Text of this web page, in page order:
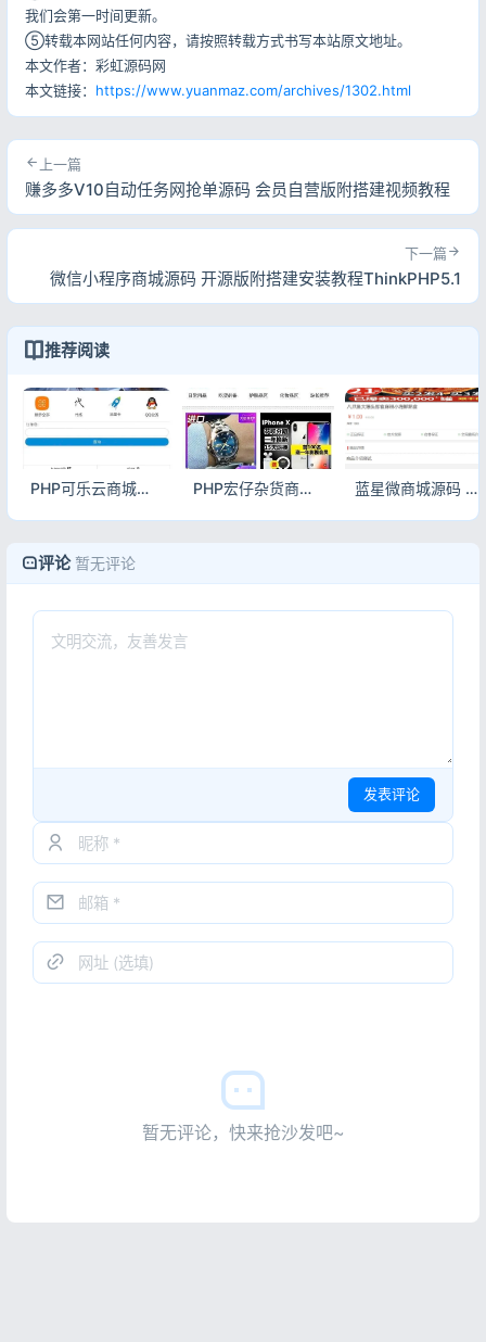
我们会第一时间更新。
⑤转载本网站任何内容，请按照转载方式书写本站原文地址。
本文作者：彩虹源码网
本文链接： https://www.yuanmaz.com/archives/1302.html
上一篇
赚多多V10自动任务网抢单源码 会员自营版附搭建视频教程
下一篇
微信小程序商城源码 开源版附搭建安装教程ThinkPHP5.1
推荐阅读
PHP可乐云商城源码 手机微商城系统完整源码 PHP宏仔杂货商城源码 支持多分站小店电商系统 蓝星微商城源码 带完整搭建教程 PHP5.6微商城系统
评论 暂无评论
发表评论
暂无评论，快来抢沙发吧~